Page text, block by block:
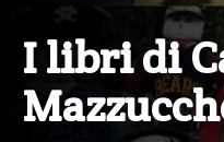
I libri di